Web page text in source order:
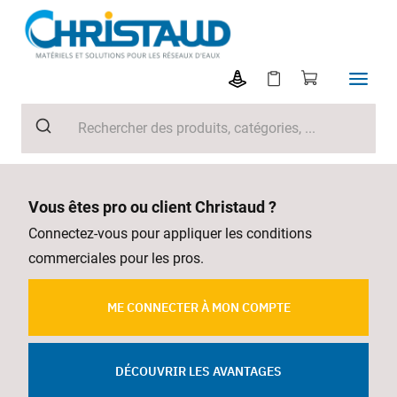
Vous êtes pro ou client Christaud ?
Connectez-vous pour appliquer les conditions
commerciales pour les pros.
ME CONNECTER À MON COMPTE
DÉCOUVRIR LES AVANTAGES